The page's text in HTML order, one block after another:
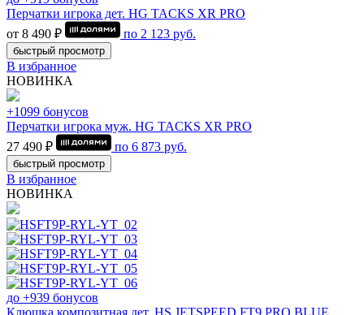
Перчатки игрока дет. HG TACKS XR PRO
от 8 490 ₽
по 2 123 руб.
быстрый просмотр
В избранное
НОВИНКА
+1099 бонусов
Перчатки игрока муж. HG TACKS XR PRO
27 490 ₽
по 6 873 руб.
быстрый просмотр
В избранное
НОВИНКА
до +939 бонусов